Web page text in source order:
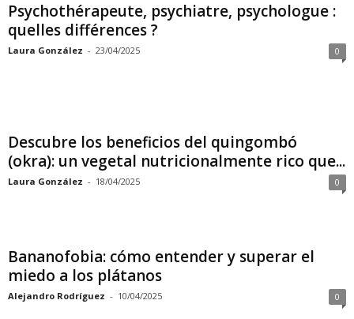
Psychothérapeute, psychiatre, psychologue :
quelles différences ?
Laura González - 23/04/2025 0
Descubre los beneficios del quingombó
(okra): un vegetal nutricionalmente rico que...
Laura González - 18/04/2025 0
Bananofobia: cómo entender y superar el
miedo a los plátanos
Alejandro Rodríguez - 10/04/2025 0